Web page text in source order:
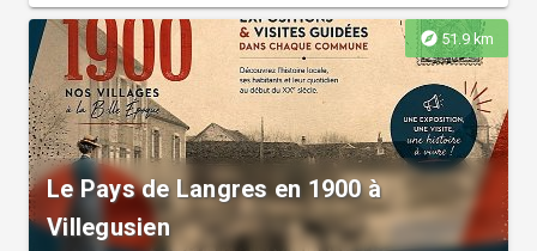
matière se fait expressive et vivante.
explore 51.9 km
Le Pays de Langres en 1900 à
Villegusien